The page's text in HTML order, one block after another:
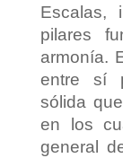
Escalas,
pilares
armonía.
entre sí
sólida
en los
general